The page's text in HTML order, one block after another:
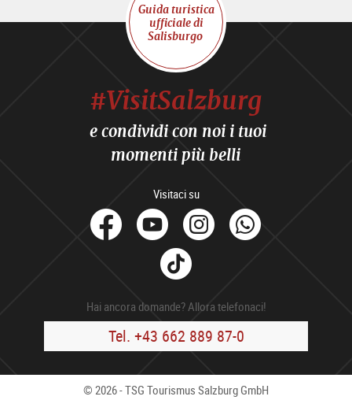
Guida turistica
ufficiale di
Salisburgo
#VisitSalzburg
e condividi con noi i tuoi
momenti più belli
Visitaci su
facebook
YoutubeInstagram
Tik
Tok
Hai ancora domande? Allora telefonaci!
Tel. +43 662 889 87-0
© 2026 - TSG Tourismus Salzburg GmbH